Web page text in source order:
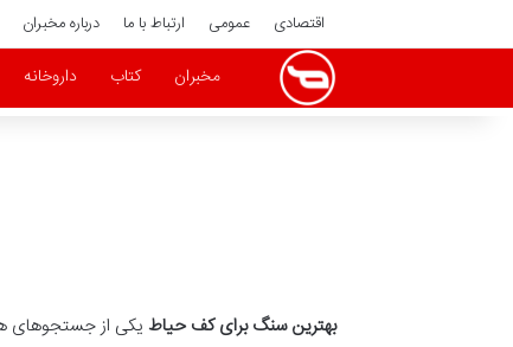
اقتصادی عمومی ارتباط با ما درباره مخبران
مخبران کتاب داروخانه
بهترین سنگ برای کف حیاط یکی از جستجوهای